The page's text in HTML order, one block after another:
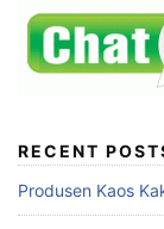
RECENT
Produsen Kaos